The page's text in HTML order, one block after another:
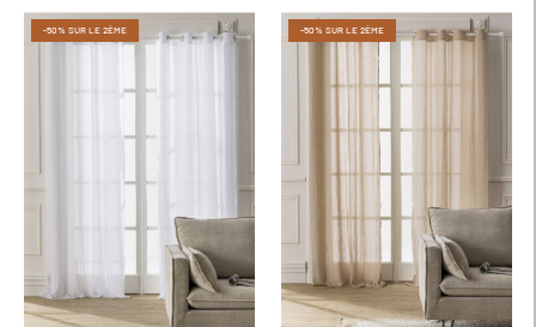
-50% SUR LE 2ÈME -50% SUR LE 2ÈME